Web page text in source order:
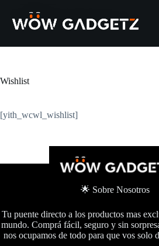
content
Wishlist
[yith_wcwl_wishlist]
🌟 Sobre Nosotros
Tu puente directo a los productos mas
mundo. Comprá fácil, seguro y sin
nos ocupamos de todo para que vos solo